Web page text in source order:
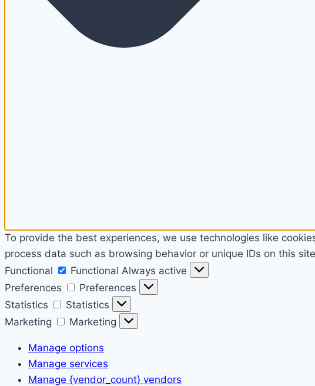
To provide the best experiences, we use technologies like
process data such as browsing behavior or unique IDs on this
Functional
Functional Always active
Preferences
Preferences
Statistics
Statistics
Marketing
Marketing
Manage options
Manage services
Manage {vendor_count} vendors